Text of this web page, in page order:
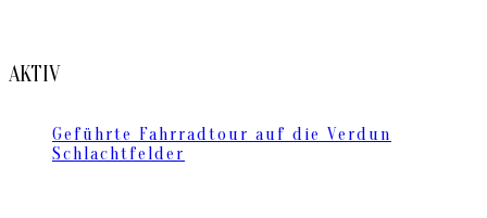
AKTIV
Geführte Fahrradtour auf die Verdun
Schlachtfelder